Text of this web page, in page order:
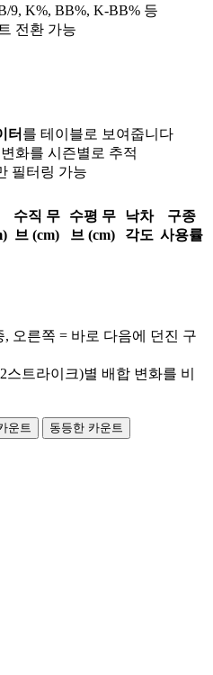
9, K%, BB%, K-BB% 등
전환 가능
터 를 테이블로 보여줍니다
화를 시즌별로 추적
필터링 가능
수직 무
브 (cm)
수평 무
브 (cm)
낙차
각도
구종
사용률
오른쪽 = 바로 다음에 던진 구
스트라이크)별 배합 변화를 비
운트
동등한 카운트